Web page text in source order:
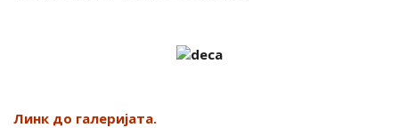
Линк до галеријата.